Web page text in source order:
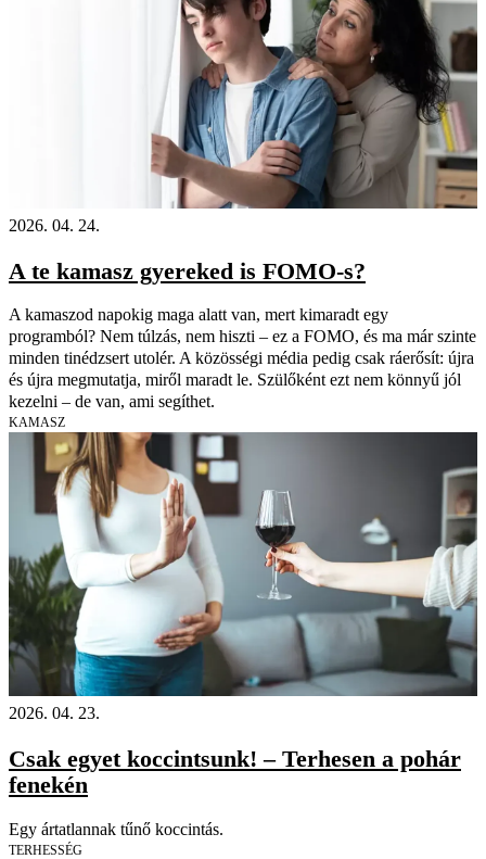
2026. 04. 24.
A te kamasz gyereked is FOMO-s?
A kamaszod napokig maga alatt van, mert kimaradt egy
programból? Nem túlzás, nem hiszti – ez a FOMO, és ma már szinte
minden tinédzsert utolér. A közösségi média pedig csak ráerősít: újra
és újra megmutatja, miről maradt le. Szülőként ezt nem könnyű jól
kezelni – de van, ami segíthet.
KAMASZ
2026. 04. 23.
Csak egyet koccintsunk! – Terhesen a pohár
fenekén
Egy ártatlannak tűnő koccintás.
TERHESSÉG